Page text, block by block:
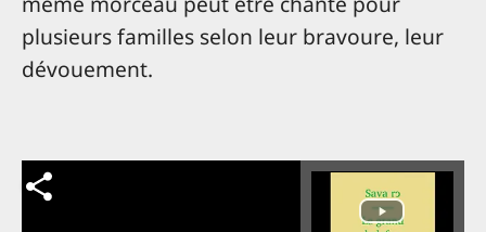
plusieurs familles selon leur bravoure, leur
dévouement.